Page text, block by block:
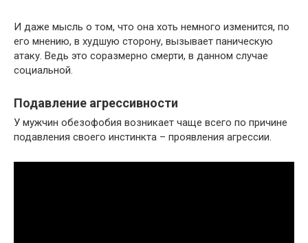
И даже мысль о том, что она хоть немного изменится, по
его мнению, в худшую сторону, вызывает паническую
атаку. Ведь это соразмерно смерти, в данном случае
социальной.
Подавление агрессивности
У мужчин обезофобия возникает чаще всего по причине
подавления своего инстинкта – проявления агрессии.